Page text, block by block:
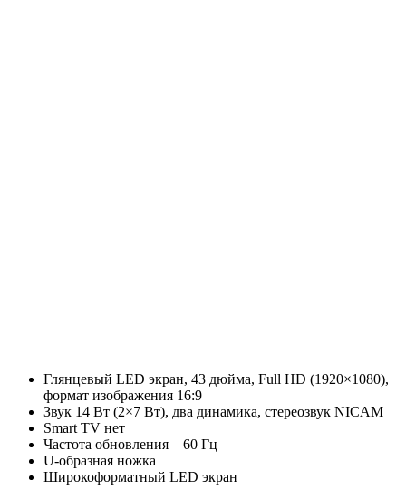
Глянцевый LED экран, 43 дюйма, Full HD (1920×1080),
формат изображения 16:9
Звук 14 Вт (2×7 Вт), два динамика, стереозвук NICAM
Smart TV нет
Частота обновления – 60 Гц
U-образная ножка
Широкоформатный LED экран